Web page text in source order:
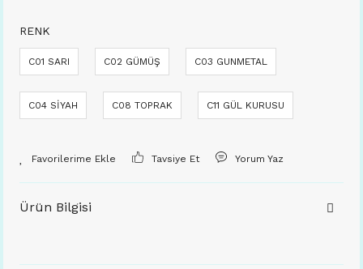
RENK
C01 SARI C02 GÜMÜŞ C03 GUNMETAL
C04 SİYAH C08 TOPRAK C11 GÜL KURUSU
Tavsiye Et Yorum Yaz
Ürün Bilgisi